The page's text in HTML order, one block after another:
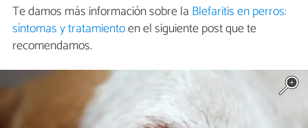
Te damos más información sobre la Blefaritis en perros:
síntomas y tratamientoen el siguiente post que te
recomendamos.